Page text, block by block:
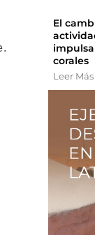
El
corales
Leer Más